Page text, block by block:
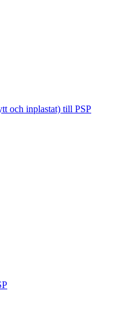
och inplastat) till PSP